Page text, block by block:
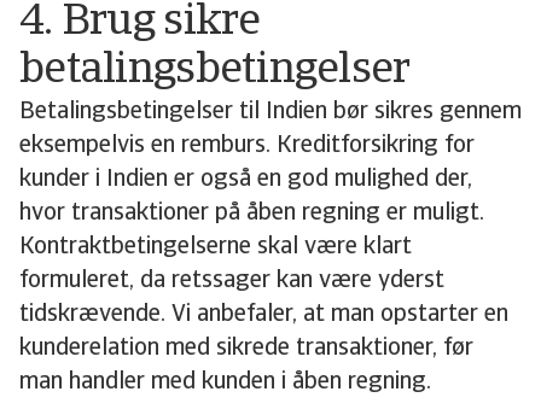
4. Brug sikre
betalingsbetingelser
Betalingsbetingelser til Indien bør sikres gennem
eksempelvis en remburs. Kreditforsikring for
kunder i Indien er også en god mulighed der,
hvor transaktioner på åben regning er muligt.
Kontraktbetingelserne skal være klart
formuleret, da retssager kan være yderst
tidskrævende. Vi anbefaler, at man opstarter en
kunderelation med sikrede transaktioner, før
man handler med kunden i åben regning.